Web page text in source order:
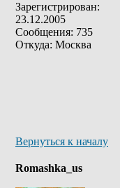
Зарегистрирован:
23.12.2005
Сообщения: 735
Откуда: Москва
Вернуться к началу
Romashka_us